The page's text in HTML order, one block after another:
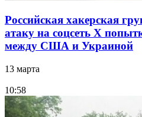
Российская хакерская
атаку на соцсеть Х
между США и Украиной
13 марта
10:58